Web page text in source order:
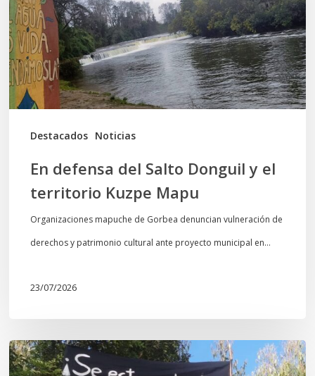
Destacados Noticias
Donguil
y
el
territorio
Kuzpe
Mapu
En defensa del Salto Donguil y el
territorio Kuzpe Mapu
Organizaciones mapuche de Gorbea denuncian vulneración de
derechos y patrimonio cultural ante proyecto municipal en…
23/07/2026
Newen